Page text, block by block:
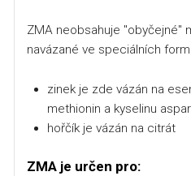
ZMA neobsahuje "obyčejné"
navázané ve speciálních
zinek je zde vázán na
methionin a kyselinu
hořčík je vázán na citrát
ZMA je určen pro: